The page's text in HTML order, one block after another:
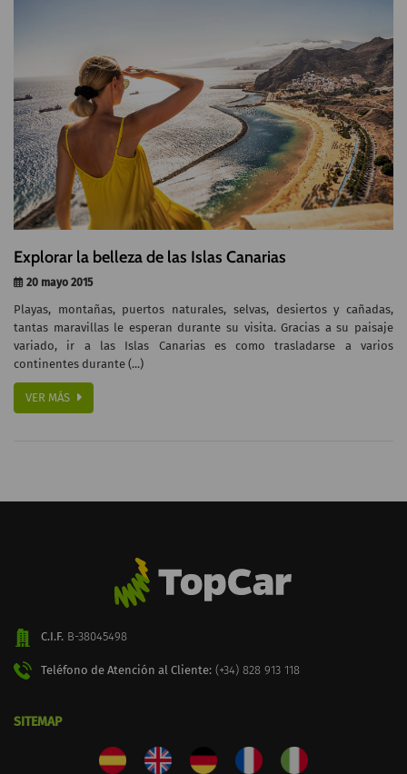
Explorar la belleza de las Islas Canarias
20 mayo 2015
Playas, montañas, puertos naturales, selvas, desiertos y cañadas,
tantas maravillas le esperan durante su visita. Gracias a su paisaje
variado, ir a las Islas Canarias es como trasladarse a varios
continentes durante (...)
VER MÁS
C.I.F. B-38045498
Teléfono de Atención al Cliente: (+34) 828 913 118
SITEMAP